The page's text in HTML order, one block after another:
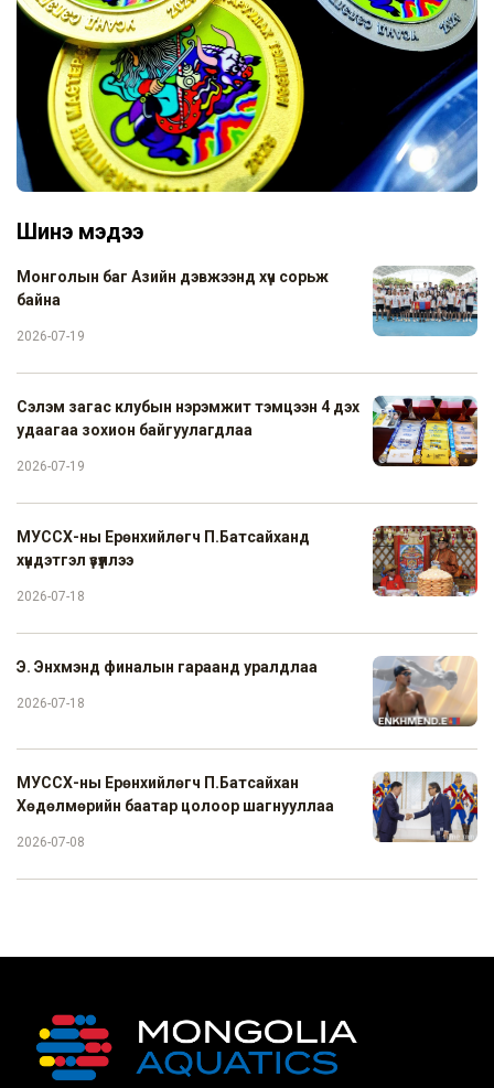
Шинэ мэдээ
Монголын баг Азийн дэвжээнд хүч сорьж
байна
2026-07-19
Сэлэм загас клубын нэрэмжит тэмцээн 4 дэх
удаагаа зохион байгуулагдлаа
2026-07-19
МУССХ-ны Ерөнхийлөгч П.Батсайханд
хүндэтгэл үзүүллээ
2026-07-18
Э. Энхмэнд финалын гараанд уралдлаа
2026-07-18
МУССХ-ны Ерөнхийлөгч П.Батсайхан
Хөдөлмөрийн баатар цолоор шагнууллаа
2026-07-08